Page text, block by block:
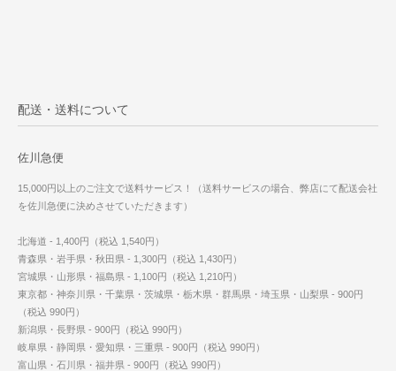
配送・送料について
佐川急便
15,000円以上のご注文で送料サービス！（送料サービスの場合、弊店にて配送会社
を佐川急便に決めさせていただきます）
北海道 - 1,400円（税込 1,540円）
青森県・岩手県・秋田県 - 1,300円（税込 1,430円）
宮城県・山形県・福島県 - 1,100円（税込 1,210円）
東京都・神奈川県・千葉県・茨城県・栃木県・群馬県・埼玉県・山梨県 - 900円
（税込 990円）
新潟県・長野県 - 900円（税込 990円）
岐阜県・静岡県・愛知県・三重県 - 900円（税込 990円）
富山県・石川県・福井県 - 900円（税込 990円）